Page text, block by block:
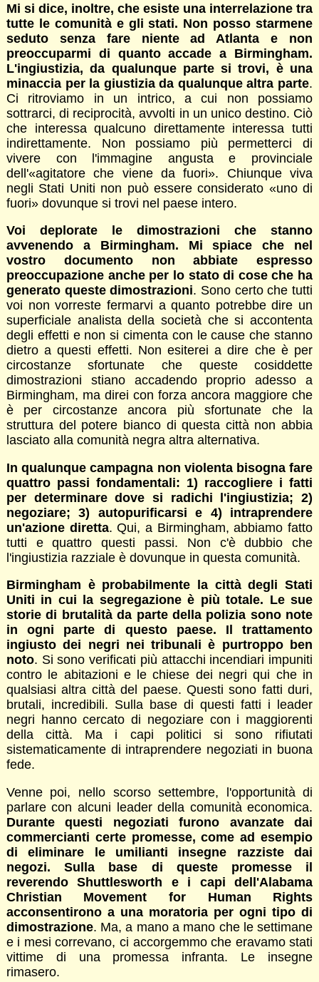
Mi si dice, inoltre, che esiste una interrelazione tra
tutte le comunità e gli stati. Non posso starmene
seduto senza fare niente ad Atlanta e non
preoccuparmi di quanto accade a Birmingham.
L'ingiustizia, da qualunque parte si trovi, è una
minaccia per la giustizia da qualunque altra parte.
Ci ritroviamo in un intrico, a cui non possiamo
sottrarci, di reciprocità, avvolti in un unico destino. Ciò
che interessa qualcuno direttamente interessa tutti
indirettamente. Non possiamo più permetterci di
vivere con l'immagine angusta e provinciale
dell'«agitatore che viene da fuori». Chiunque viva
negli Stati Uniti non può essere considerato «uno di
fuori» dovunque si trovi nel paese intero.
Voi deplorate le dimostrazioni che stanno
avvenendo a Birmingham. Mi spiace che nel
vostro documento non abbiate espresso
preoccupazione anche per lo stato di cose che ha
generato queste dimostrazioni. Sono certo che tutti
voi non vorreste fermarvi a quanto potrebbe dire un
superficiale analista della società che si accontenta
degli effetti e non si cimenta con le cause che stanno
dietro a questi effetti. Non esiterei a dire che è per
circostanze sfortunate che queste cosiddette
dimostrazioni stiano accadendo proprio adesso a
Birmingham, ma direi con forza ancora maggiore che
è per circostanze ancora più sfortunate che la
struttura del potere bianco di questa città non abbia
lasciato alla comunità negra altra alternativa.
In qualunque campagna non violenta bisogna fare
quattro passi fondamentali: 1) raccogliere i fatti
per determinare dove si radichi l'ingiustizia; 2)
negoziare; 3) autopurificarsi e 4) intraprendere
un'azione diretta. Qui, a Birmingham, abbiamo fatto
tutti e quattro questi passi. Non c'è dubbio che
l'ingiustizia razziale è dovunque in questa comunità.
Birmingham è probabilmente la città degli Stati
Uniti in cui la segregazione è più totale. Le sue
storie di brutalità da parte della polizia sono note
in ogni parte di questo paese. Il trattamento
ingiusto dei negri nei tribunali è purtroppo ben
noto. Si sono verificati più attacchi incendiari impuniti
contro le abitazioni e le chiese dei negri qui che in
qualsiasi altra città del paese. Questi sono fatti duri,
brutali, incredibili. Sulla base di questi fatti i leader
negri hanno cercato di negoziare con i maggiorenti
della città. Ma i capi politici si sono rifiutati
sistematicamente di intraprendere negoziati in buona
fede.
Venne poi, nello scorso settembre, l'opportunità di
parlare con alcuni leader della comunità economica.
Durante questi negoziati furono avanzate dai
commercianti certe promesse, come ad esempio
di eliminare le umilianti insegne razziste dai
negozi. Sulla base di queste promesse il
reverendo Shuttlesworth e i capi dell'Alabama
Christian Movement for Human Rights
acconsentirono a una moratoria per ogni tipo di
dimostrazione. Ma, a mano a mano che le settimane
e i mesi correvano, ci accorgemmo che eravamo stati
vittime di una promessa infranta. Le insegne
rimasero.